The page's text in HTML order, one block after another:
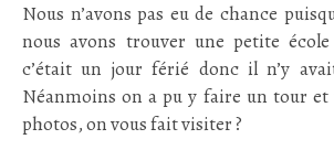
Nous n’avons pas eu de chance
nous avons trouver une petite
c’était un jour férié donc il n’y
Néanmoins on a pu y faire un tour et
photos, on vous fait visiter ?